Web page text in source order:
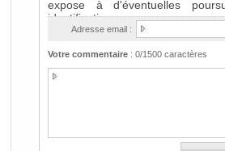
Adresse email :
Votre commentaire: 0/1500 caractères